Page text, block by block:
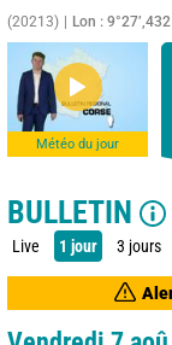
(20213) Lon :
Météo du jour
BULLETIN
Live 1 jour 3 jours